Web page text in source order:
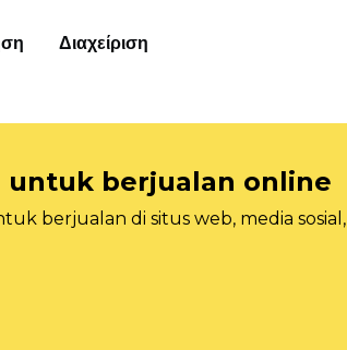
Διαχείριση
untuk berjualan online
berjualan di situs web, media sosial,